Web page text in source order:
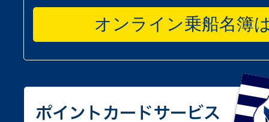
オンライン乗船名簿